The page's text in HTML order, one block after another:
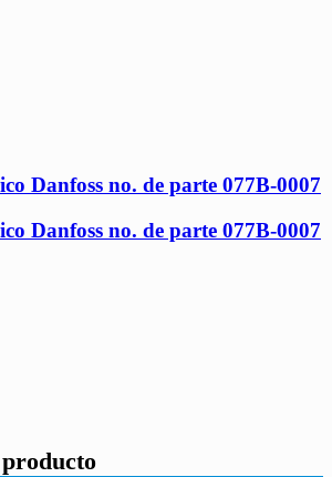
Danfoss no. de parte 077B-0007
Danfoss no. de parte 077B-0007